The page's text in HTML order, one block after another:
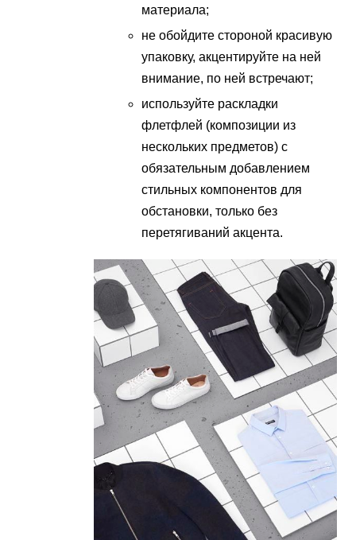
материала;
не обойдите стороной красивую
упаковку, акцентируйте на ней
внимание, по ней встречают;
используйте раскладки
флетфлей (композиции из
нескольких предметов) с
обязательным добавлением
стильных компонентов для
обстановки, только без
перетягиваний акцента.